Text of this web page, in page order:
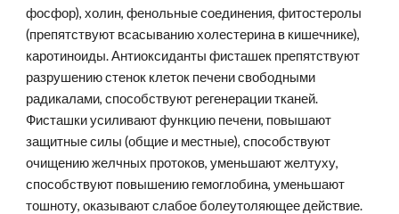
фосфор), холин, фенольные соединения, фитостеролы
(препятствуют всасыванию холестерина в кишечнике),
каротиноиды. Антиоксиданты фисташек препятствуют
разрушению стенок клеток печени свободными
радикалами, способствуют регенерации тканей.
Фисташки усиливают функцию печени, повышают
защитные силы (общие и местные), способствуют
очищению желчных протоков, уменьшают желтуху,
способствуют повышению гемоглобина, уменьшают
тошноту, оказывают слабое болеутоляющее действие.